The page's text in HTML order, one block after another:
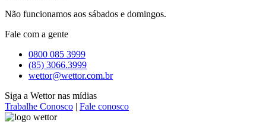
Não funcionamos aos sábados e domingos.
Fale com a gente
0800 085 3999
(85) 3066.3999
wettor@wettor.com.br
Siga a Wettor nas mídias
Trabalhe Conosco | Fale conosco